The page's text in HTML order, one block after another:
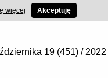
19 (451) / 2022
więcej Akceptuję